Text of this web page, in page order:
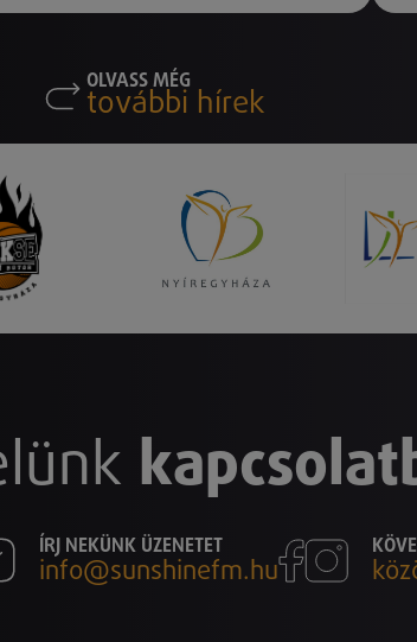
OLVASS MÉG
további hírek
ÍRJ NEKÜNK ÜZENETET
info@sunshinefm.hu